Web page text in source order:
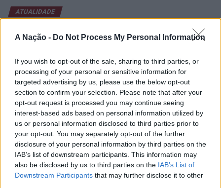
A Nação - Do Not Process My Personal Information
If you wish to opt-out of the sale, sharing to third parties, or
processing of your personal or sensitive information for
targeted advertising by us, please use the below opt-out
section to confirm your selection. Please note that after your
opt-out request is processed you may continue seeing
interest-based ads based on personal information utilized by
us or personal information disclosed to third parties prior to
your opt-out. You may separately opt-out of the further
disclosure of your personal information by third parties on the
IAB’s list of downstream participants. This information may
also be disclosed by us to third parties on the IAB’s List of
Downstream Participants that may further disclose it to other
início de uma competição que voltou a colocar o
concelho no centro do calendário internacional do
como Casper Ruud (Noruega), Alejandro Davidovich
Fokina (Espanha) e Matteo Arnaldi (Itália), a prova
apresentou um quadro competitivo de elevado nível,
liderado pelo russo Andrey Rublev, primeiro cabeça de
série, pelo italiano Luciano Darderi, pelo chileno
Alejandro Tabilo e pelo belga Alexander Blockx.
Um dos momentos mais aguardados da semana foi
também o regresso do suíço Stan Wawrinka ao Estoril,
integrado na digressão de despedida do antigo vencedor
de três torneios do Grand Slam.
ATUALIDADE
Castelo Branco: “Bienal
Internacional de Artes e Ofícios”
promete afirmar artesanato,
património e inovação como
“motores de desenvolvimento
económico e cultural” do município
português
Publicado 1 dia atrás on 07/08/2026
Ígor Lopes